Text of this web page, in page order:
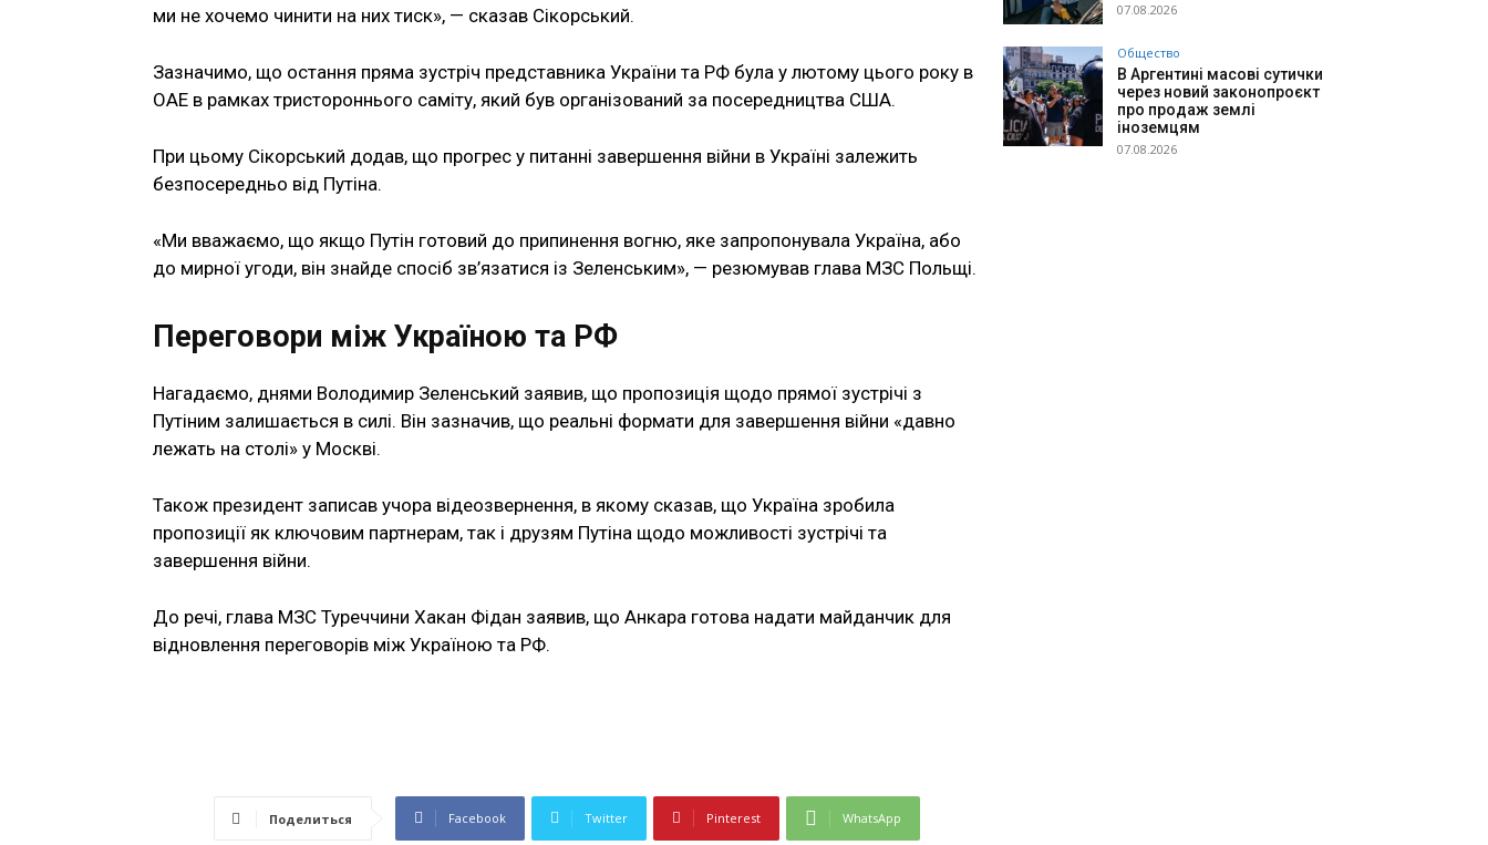
ми не хочемо чинити на них тиск», — сказав Сікорський.
Зазначимо, що остання пряма зустріч представника України та РФ була у лютому цього року в
ОАЕ в рамках тристороннього саміту, який був організований за посередництва США.
При цьому Сікорський додав, що прогрес у питанні завершення війни в Україні залежить
безпосередньо від Путіна.
«Ми вважаємо, що якщо Путін готовий до припинення вогню, яке запропонувала Україна, або
до мирної угоди, він знайде спосіб зв’язатися із Зеленським», — резюмував глава МЗС Польщі.
Переговори між Україною та РФ
Нагадаємо, днями Володимир Зеленський заявив, що пропозиція щодо прямої зустрічі з
Путіним залишається в силі. Він зазначив, що реальні формати для завершення війни «давно
лежать на столі» у Москві.
Також президент записав учора відеозвернення, в якому сказав, що Україна зробила
пропозиції як ключовим партнерам, так і друзям Путіна щодо можливості зустрічі та
завершення війни.
До речі, глава МЗС Туреччини Хакан Фідан заявив, що Анкара готова надати майданчик для
відновлення переговорів між Україною та РФ.
Поделиться Facebook Twitter Pinterest WhatsApp
07.08.2026
Общество
В Аргентині масові сутички
через новий законопроєкт
про продаж землі
іноземцям
07.08.2026